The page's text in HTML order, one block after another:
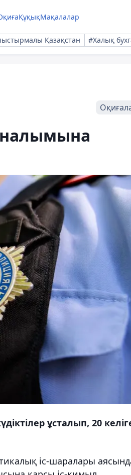
ҚұқықМақалалар
Қазақстан #Халық
ұсталып, 20
іс-шаралары